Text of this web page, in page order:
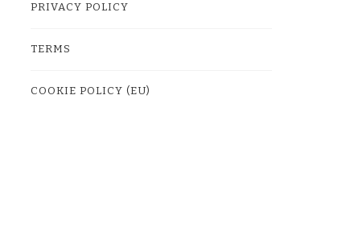
PRIVACY POLICY
TERMS
COOKIE POLICY (EU)